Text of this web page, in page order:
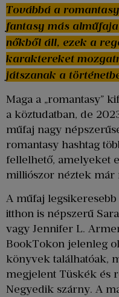
Továbbá a
fantasy más
nőkből áll, ezek a
karaktereket
játszanak a
Maga a „romantasy”
a köztudatban, de
műfaj nagy
romantasy hashtag
fellelhető, amelyeket
milliószor néztek már
A műfaj
itthon is népszerű
vagy Jennifer L.
BookTokon jelenleg
könyvek találhatóak,
megjelent Tüskék és
Negyedik szárny. A